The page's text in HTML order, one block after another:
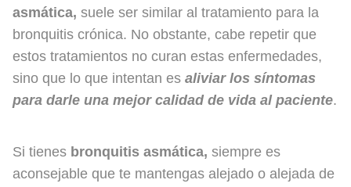
asmática, suele ser similar al tratamiento para la
bronquitis crónica. No obstante, cabe repetir que
estos tratamientos no curan estas enfermedades,
sino que lo que intentan es aliviar los síntomas
para darle una mejor calidad de vida al paciente.
Si tienes bronquitis asmática, siempre es
aconsejable que te mantengas alejado o alejada de